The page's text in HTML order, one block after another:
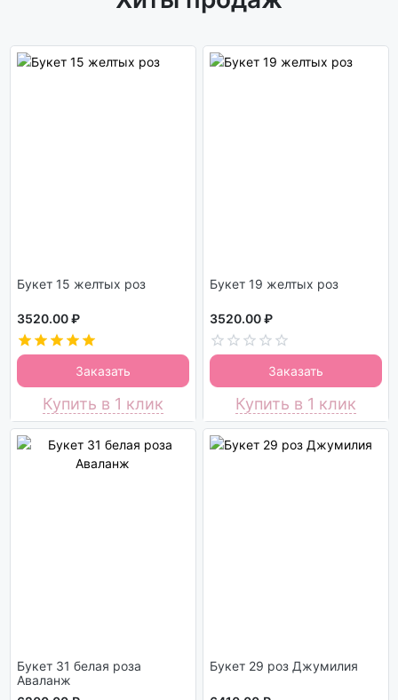
Букет 15 желтых роз
3520.00 ₽
Заказать
Купить в 1 клик
Букет 19 желтых роз
3520.00 ₽
Заказать
Купить в 1 клик
Букет 31 белая роза
Аваланж
Букет 29 роз Джумилия